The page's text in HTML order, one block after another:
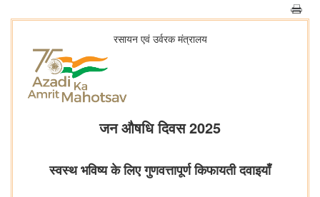
रसायन एवं उर्वरक मंत्रालय
जन औषधि दिवस 2025
स्वस्थ भविष्य के लिए गुणवत्तापूर्ण किफायती दवाइयाँ